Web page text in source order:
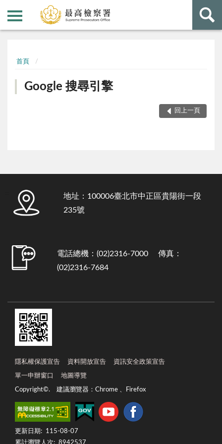
首頁
Google 搜尋引擎
回上一頁
地址：100006臺北市中正區貴陽街一段
235號
電話總機：(02)2316-7000 傳真：
(02)2316-7684
隱私權保護宣告 資料開放宣告 資訊安全政策宣告
單一申辦窗口 地圖導覽
Copyright©. 建議瀏覽器：Chrome 、Firefox
更新日期:
115-08-07
累計瀏覽人次: 8942537